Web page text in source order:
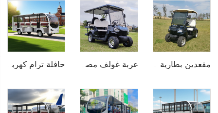
حافلة ترام كهربائية خالصة تعمل بالبطارية الليثيوم بسعة 14 مقعدًا وجهد 72 فولت تُستخدم في الحدائق الحيوانية طراز LS6148K